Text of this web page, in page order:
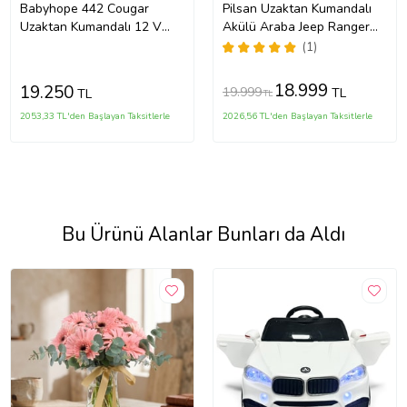
Babyhope 442 Cougar
Uzaktan Kumandalı 12 V
19.250TL
2053,33 TL'den Başlayan Taksitlerle
Pilsan Uzaktan Kumandalı
Akülü Araba Jeep Ranger
12V - Kırmızı (Standart)
(1)
19.999TL 18.999 TL
2026,56 TL'den Başlayan Taksitlerle
Bu Ürünü Alanlar Bunları da Aldı